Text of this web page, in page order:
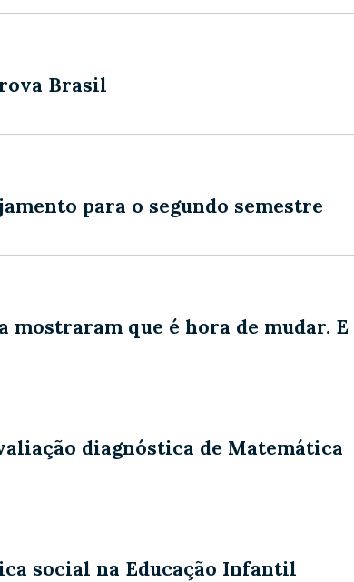
Brasil
para o segundo semestre
que é hora de mudar. E
diagnóstica de Matemática
social na Educação Infantil